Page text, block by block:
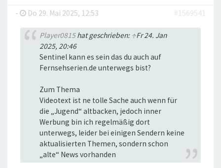
-
Do 29. Mai 2025, 12:53 #1569541
Player0815hat geschrieben: ↑Fr 24. Jan
2025, 20:46
Sentinel kann es sein das du auch auf
Fernsehserien.de unterwegs bist?
Zum Thema
Videotext ist ne tolle Sache auch wenn für
die „Jugend“ altbacken, jedoch inner
Werbung bin ich regelmäßig dort
unterwegs, leider bei einigen Sendern keine
aktualisierten Themen, sondern schon
„alte“ News vorhanden